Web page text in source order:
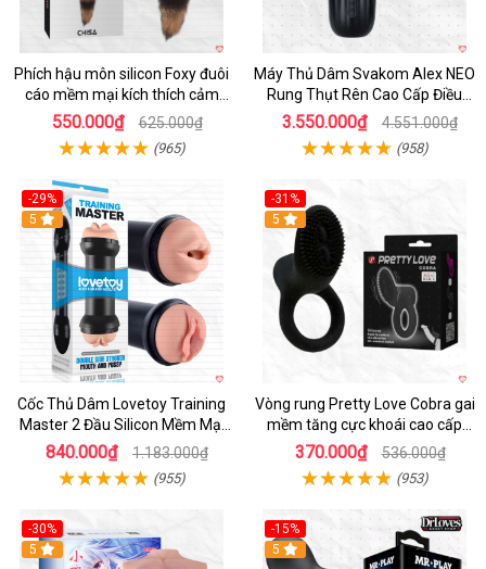
Phích hậu môn silicon Foxy đuôi
cáo mềm mại kích thích cảm
giác mới
550.000₫ 625.000₫
(965)
Máy Thủ Dâm Svakom Alex NEO
Rung Thụt Rên Cao Cấp Điều
Khiển App
3.550.000₫ 4.551.000₫
(958)
-29%
Hot
5
Cốc Thủ Dâm Lovetoy Training
Master 2 Đầu Silicon Mềm Mại
Tiện Lợi
840.000₫ 1.183.000₫
(955)
-31%
5
Vòng rung Pretty Love Cobra gai
mềm tăng cực khoái cao cấp
chính hãng
370.000₫ 536.000₫
(953)
-30%
Hot
5
-15%
Hot
5